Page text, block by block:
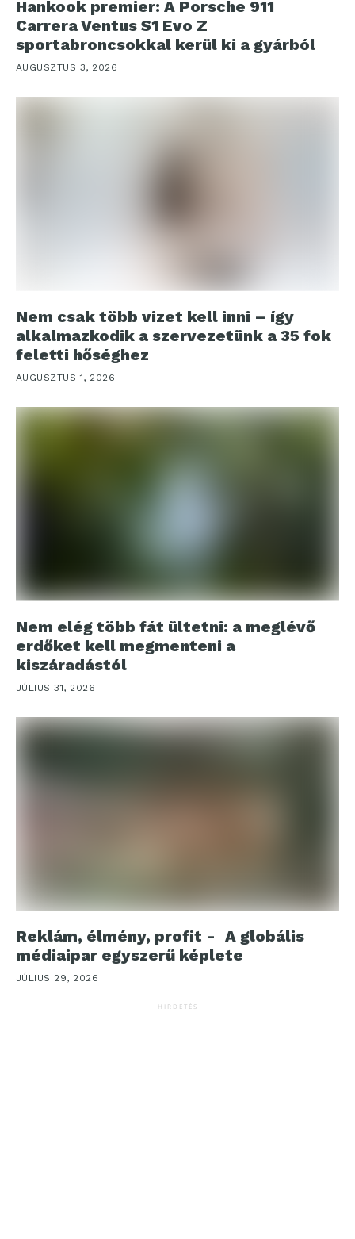
Hankook premier: A Porsche 911
Carrera Ventus S1 Evo Z
sportabroncsokkal kerül ki a gyárból
AUGUSZTUS 3, 2026
Nem csak több vizet kell inni – így
alkalmazkodik a szervezetünk a 35 fok
feletti hőséghez
AUGUSZTUS 1, 2026
Nem elég több fát ültetni: a meglévő
erdőket kell megmenteni a
kiszáradástól
JÚLIUS 31, 2026
Reklám, élmény, profit - A globális
médiaipar egyszerű képlete
JÚLIUS 29, 2026
HIRDETÉS